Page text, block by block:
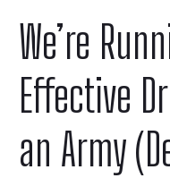
We’re
Effective
an Army